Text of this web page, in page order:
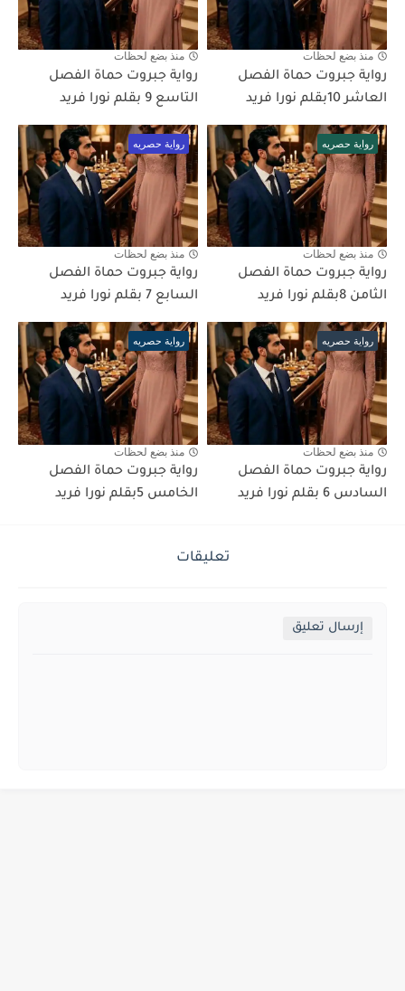
منذ بضع لحظات
رواية جبروت حماة الفصل
العاشر 10بقلم نورا فريد
منذ بضع لحظات
رواية جبروت حماة الفصل
التاسع 9 بقلم نورا فريد
رواية حصريه
منذ بضع لحظات
رواية جبروت حماة الفصل
الثامن 8بقلم نورا فريد
رواية حصريه
منذ بضع لحظات
رواية جبروت حماة الفصل
السابع 7 بقلم نورا فريد
رواية حصريه
منذ بضع لحظات
رواية جبروت حماة الفصل
السادس 6 بقلم نورا فريد
رواية حصريه
منذ بضع لحظات
رواية جبروت حماة الفصل
الخامس 5بقلم نورا فريد
تعليقات
إرسال تعليق